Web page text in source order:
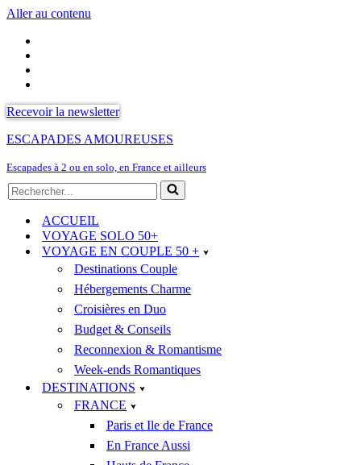
Aller au contenu
Recevoir la newsletter
ESCAPADES AMOUREUSES
Escapades à 2 ou en solo, en France et ailleurs
Rechercher...
ACCUEIL
VOYAGE SOLO 50+
VOYAGE EN COUPLE 50 +
Destinations Couple
Hébergements Charme
Croisières en Duo
Budget & Conseils
Reconnexion & Romantisme
Week-ends Romantiques
DESTINATIONS
FRANCE
Paris et Ile de France
En France Aussi